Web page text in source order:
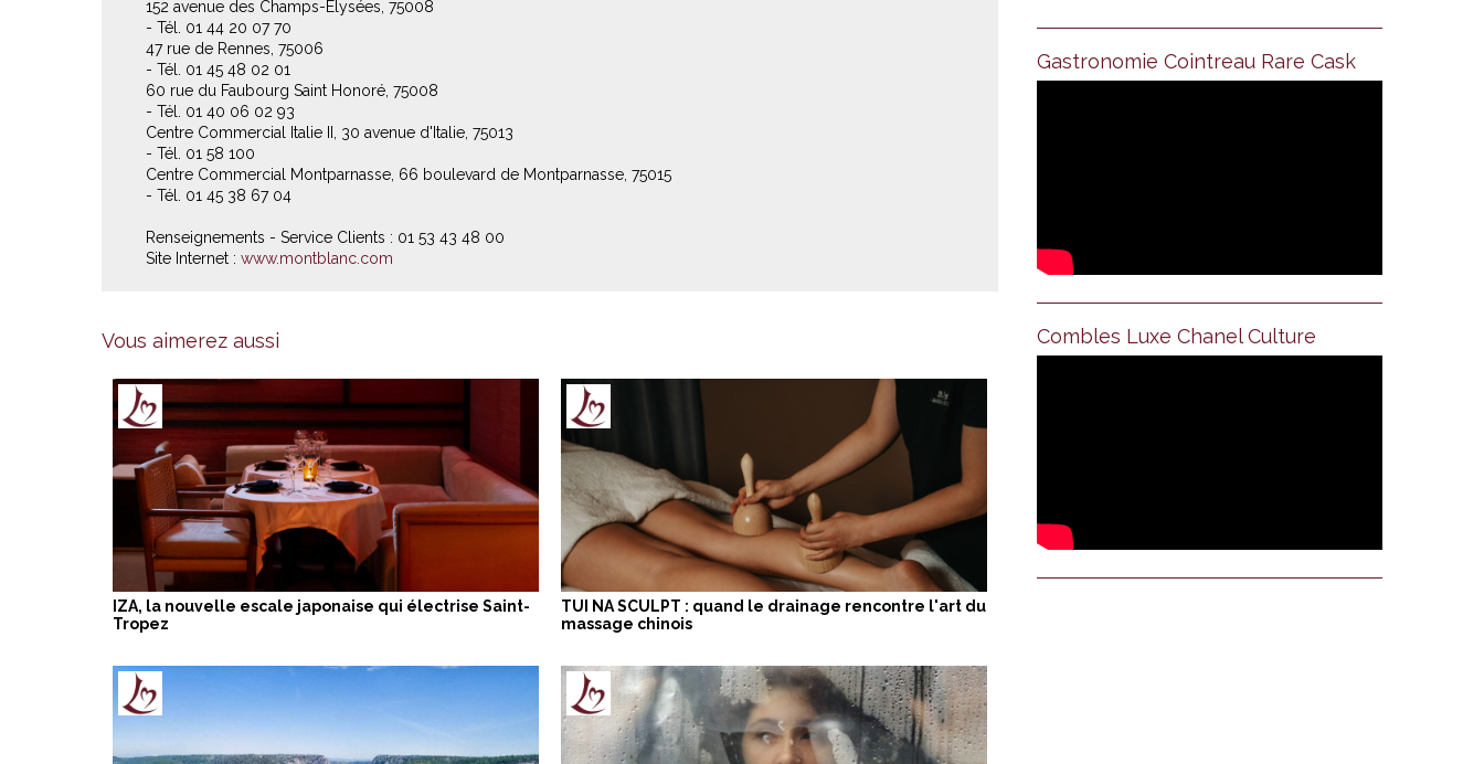
152 avenue des Champs-Elysées, 75008
- Tél. 01 44 20 07 70
47 rue de Rennes, 75006
- Tél. 01 45 48 02 01
60 rue du Faubourg Saint Honoré, 75008
- Tél. 01 40 06 02 93
Centre Commercial Italie II, 30 avenue d'Italie, 75013
- Tél. 01 58 100
Centre Commercial Montparnasse, 66 boulevard de Montparnasse, 75015
- Tél. 01 45 38 67 04
Renseignements - Service Clients : 01 53 43 48 00
Site Internet : www.montblanc.com
Vous aimerez aussi
IZA, la nouvelle escale japonaise qui électrise Saint-
Tropez
TUI NA SCULPT : quand le drainage rencontre l'art du
massage chinois
Gastronomie Cointreau Rare Cask
Combles Luxe Chanel Culture